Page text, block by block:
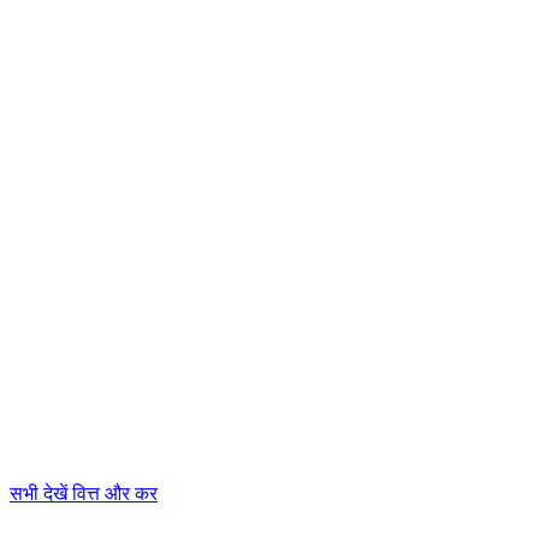
सभी देखें वित्त और कर